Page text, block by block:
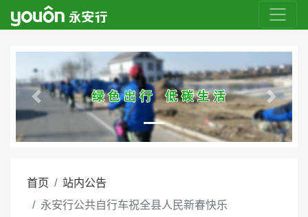
Previous Next
首页
站内公告
永安行公共自行车祝全县人民新春快乐